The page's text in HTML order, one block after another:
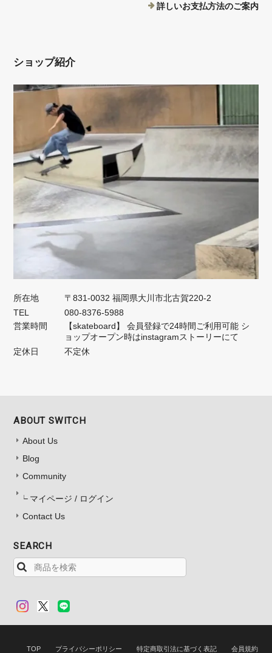
詳しいお支払方法のご案内
ショップ紹介
所在地
〒831-0032 福岡県大川市北古賀220-2
TEL
080-8376-5988
営業時間
【skateboard】 会員登録で24時間ご利用可能 シ
ョップオープン時はinstagramストーリーにて
定休日
不定休
ABOUT SWITCH
About Us
Blog
Community
マイページ / ログイン
Contact Us
SEARCH
TOP プライバシーポリシー 特定商取引法に基づく表記 会員規約